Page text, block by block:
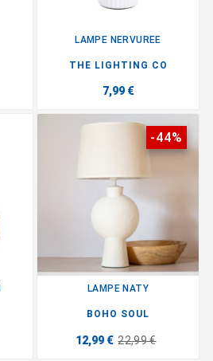
LAMPE NERVUREE
THE LIGHTING CO
7,99 €
-44%
LAMPE NATY
BOHO SOUL
12,99 € 22,99 €